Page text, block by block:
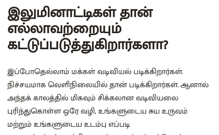
இலுமினாட்டிகள் தான்
எல்லாவற்றையும்
கட்டுப்படுத்துகிறார்களா?
இப்போதெல்லாம் மக்கள் வடிவியல் படிக்கிறார்கள்.
நிச்சயமாக வெளிநிலையில் தான் படிக்கிறார்கள். ஆனால்
அந்தக் காலத்தில் மிகவும் சிக்கலான வடிவியலை
புரிந்துகொள்ள ஒரே வழி, உங்களுடைய சுய உருவம்
மற்றும் உங்களுடைய உடம்பு எப்படி